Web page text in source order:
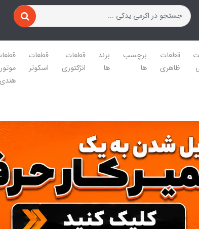
قطعات
ظاهری
برچسب
ها
برند
ها
قطعات
انژکتوری
قطعات
اسکوتر
هندی